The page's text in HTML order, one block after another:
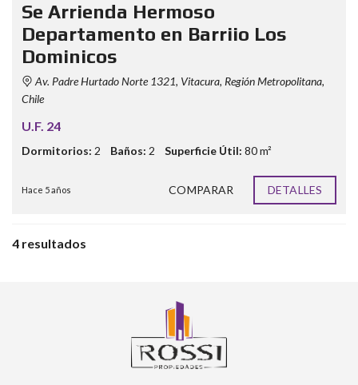
Se Arrienda Hermoso
Departamento en Barriio Los
Dominicos
Av. Padre Hurtado Norte 1321, Vitacura, Región Metropolitana,
Chile
U.F. 24
Dormitorios: 2 Baños: 2 Superficie Útil: 80 m²
Hace 5 años COMPARAR DETALLES
4 resultados